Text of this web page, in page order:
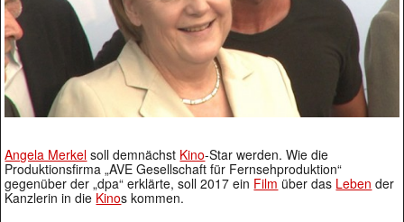
Angela Merkel soll demnächst Kino-Star werden. Wie die
Produktionsfirma „AVE Gesellschaft für Fernsehproduktion“
gegenüber der „dpa“ erklärte, soll 2017 ein Film über das Leben der
Kanzlerin in die Kinos kommen.